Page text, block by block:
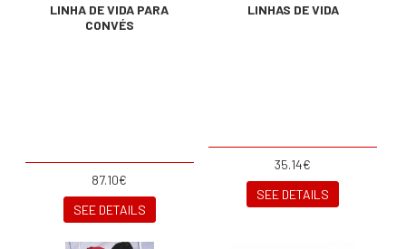
LINHA DE VIDA PARA
CONVÉS
87.10€
SEE DETAILS
LINHAS DE VIDA
35.14€
SEE DETAILS